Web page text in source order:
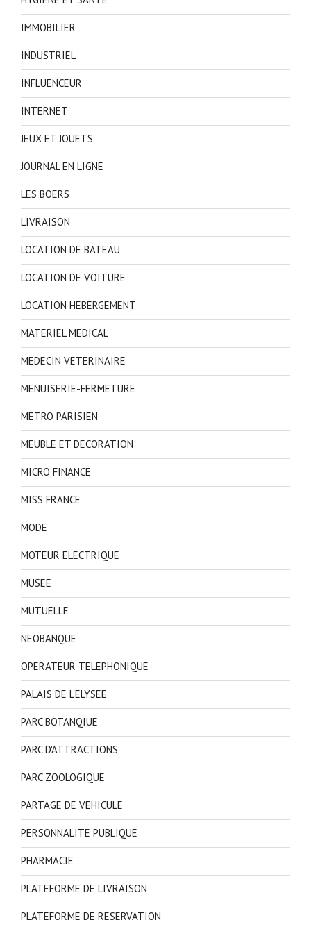
IMMOBILIER
INDUSTRIEL
INFLUENCEUR
INTERNET
JEUX ET JOUETS
JOURNAL EN LIGNE
LES BOERS
LIVRAISON
LOCATION DE BATEAU
LOCATION DE VOITURE
LOCATION HEBERGEMENT
MATERIEL MEDICAL
MEDECIN VETERINAIRE
MENUISERIE-FERMETURE
METRO PARISIEN
MEUBLE ET DECORATION
MICRO FINANCE
MISS FRANCE
MODE
MOTEUR ELECTRIQUE
MUSEE
MUTUELLE
NEOBANQUE
OPERATEUR TELEPHONIQUE
PALAIS DE L'ELYSEE
PARC BOTANQIUE
PARC D'ATTRACTIONS
PARC ZOOLOGIQUE
PARTAGE DE VEHICULE
PERSONNALITE PUBLIQUE
PHARMACIE
PLATEFORME DE LIVRAISON
PLATEFORME DE RESERVATION